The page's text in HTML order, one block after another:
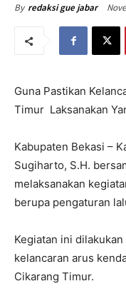
By redaksi gue jabar
Guna Pastikan
Timur Laksanakan
Kabupaten Bekasi –
Sugiharto, S.H.
melaksanakan
berupa pengaturan
Kegiatan ini
kelancaran arus
Cikarang Timur.